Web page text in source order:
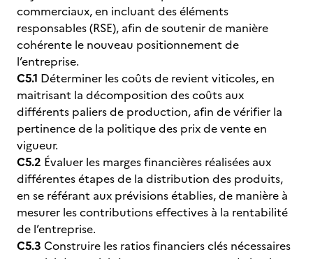
commerciaux, en incluant des éléments
responsables (RSE), afin de soutenir de manière
cohérente le nouveau positionnement de
l’entreprise.
C5.1 Déterminer les coûts de revient viticoles, en
maitrisant la décomposition des coûts aux
différents paliers de production, afin de vérifier la
pertinence de la politique des prix de vente en
vigueur.
C5.2 Évaluer les marges financières réalisées aux
différentes étapes de la distribution des produits,
en se référant aux prévisions établies, de manière à
mesurer les contributions effectives à la rentabilité
de l’entreprise.
C5.3 Construire les ratios financiers clés nécessaires